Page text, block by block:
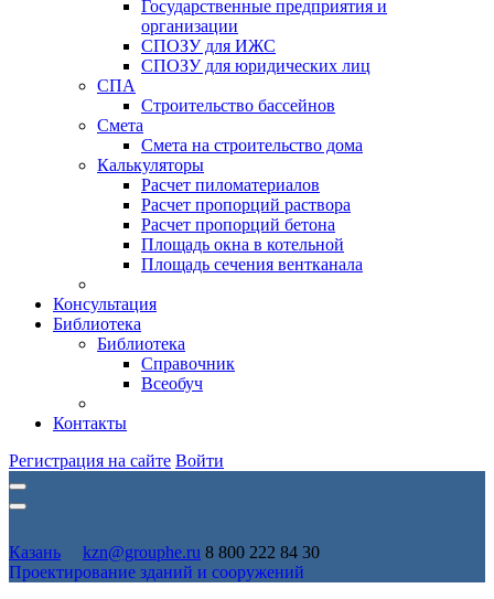
Государственные предприятия и
организации
СПОЗУ для ИЖС
СПОЗУ для юридических лиц
СПА
Строительство бассейнов
Смета
Смета на строительство дома
Калькуляторы
Расчет пиломатериалов
Расчет пропорций раствора
Расчет пропорций бетона
Площадь окна в котельной
Площадь сечения вентканала
Консультация
Библиотека
Библиотека
Справочник
Всеобуч
Контакты
Регистрация на сайте Войти
Казань kzn@grouphe.ru 8 800 222 84 30
Проектирование зданий и сооружений